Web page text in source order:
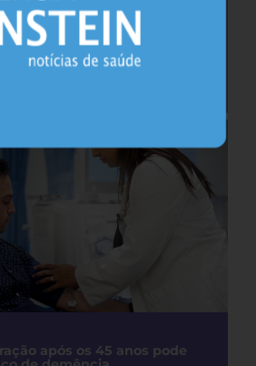
após os 45 anos pode